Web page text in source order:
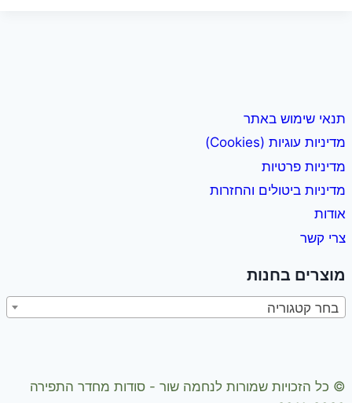
תנאי שימוש באתר
מדיניות עוגיות (Cookies)
מדיניות פרטיות
מדיניות ביטולים והחזרות
אודות
צרי קשר
מוצרים בחנות
בחר קטגוריה
© כל הזכויות שמורות לנחמה שור - סודות מחדר התפירה